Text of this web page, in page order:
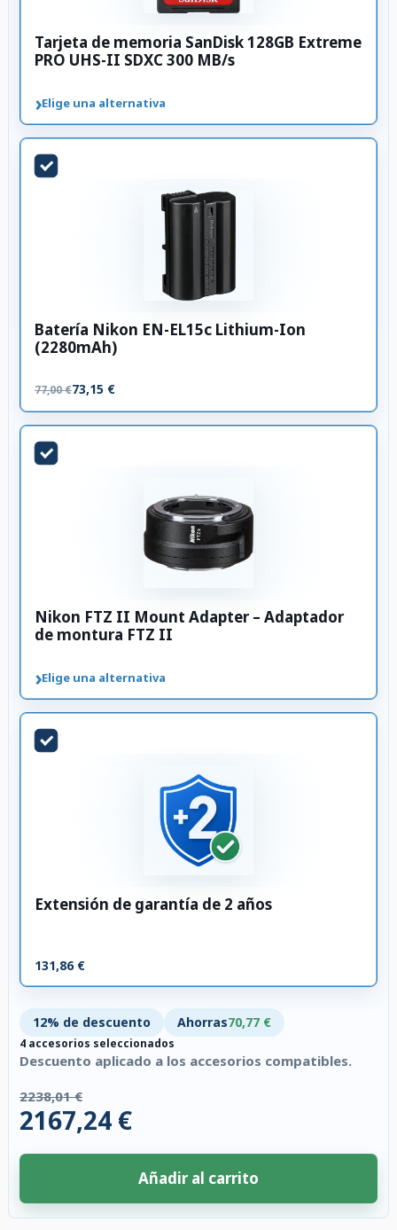
Tarjeta de memoria SanDisk 128GB Extreme
PRO UHS-II SDXC 300 MB/s
›Elige una alternativa
Batería Nikon EN-EL15c Lithium-Ion
(2280mAh)
77,00 €73,15 €
Nikon FTZ II Mount Adapter – Adaptador
de montura FTZ II
›Elige una alternativa
Extensión de garantía de 2 años
131,86 €
12% de descuento Ahorras70,77 €
4 accesorios seleccionados
Descuento aplicado a los accesorios compatibles.
2238,01 €
2167,24 €
Añadir al carrito